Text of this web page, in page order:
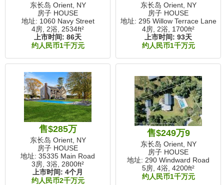
东长岛 Orient, NY
房子 HOUSE
地址: 1060 Navy Street
4房, 2浴, 2534ft²
上市时间: 86天
约人民币1千万元
东长岛 Orient, NY
房子 HOUSE
地址: 295 Willow Terrace Lane
4房, 2浴, 1700ft²
上市时间: 93天
约人民币1千万元
售$285万
东长岛 Orient, NY
房子 HOUSE
地址: 35335 Main Road
3房, 3浴, 2800ft²
上市时间: 4个月
约人民币2千万元
售$249万9
东长岛 Orient, NY
房子 HOUSE
地址: 290 Windward Road
5房, 4浴, 4200ft²
约人民币1千万元